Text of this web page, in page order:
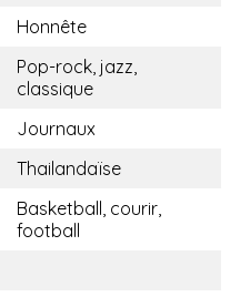
Honnête
Pop-rock, jazz,
classique
Journaux
Thailandaïse
Basketball, courir,
football